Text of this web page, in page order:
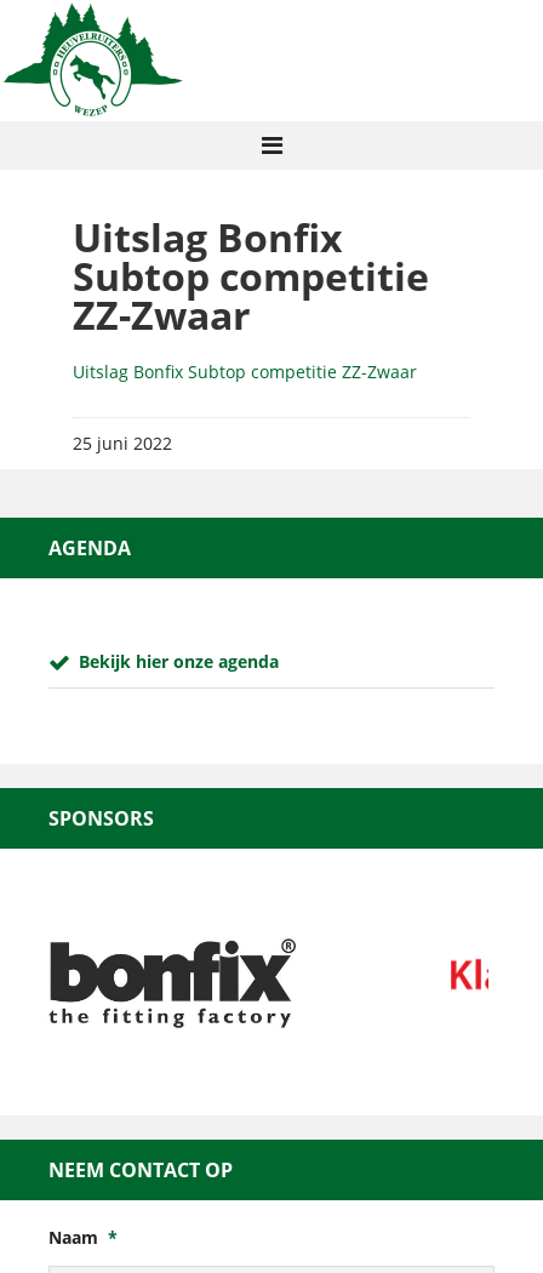
Uitslag Bonfix
Subtop competitie
ZZ-Zwaar
Uitslag Bonfix Subtop competitie ZZ-Zwaar
25 juni 2022
AGENDA
Bekijk hier onze agenda
SPONSORS
NEEM CONTACT OP
Naam *